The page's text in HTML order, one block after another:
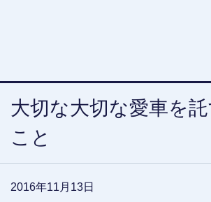
大切な大切な愛車を
こと
2016年11月13日